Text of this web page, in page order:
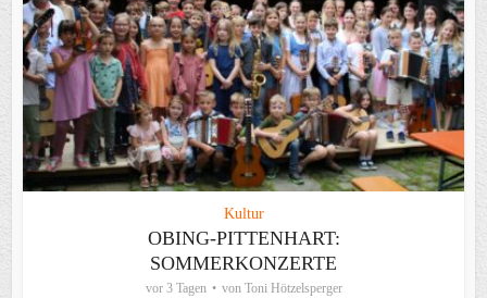
Kultur
OBING-PITTENHART:
SOMMERKONZERTE
vor 3 Tagen von Toni Hötzelsperger